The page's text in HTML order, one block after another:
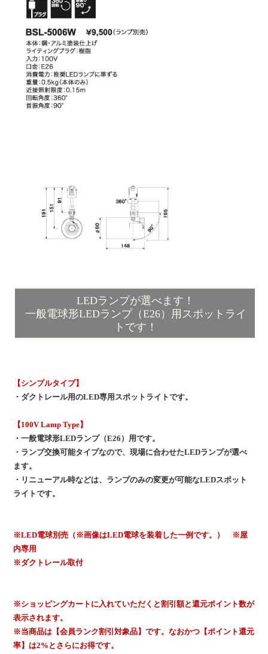
LEDランプが選べます！
一般電球形LEDランプ（E26）用スポットライ
トです！
【シンプルタイプ】
・ダクトレール用のLED専用スポットライトです。
【100V Lamp Type】
・一般電球形LEDランプ（E26）用です。
・ランプ交換可能タイプなので、現場に合わせたLEDランプが選べ
ます。
・リニューアル時などは、ランプのみの変更が可能なLEDスポット
ライトです。
※LED電球別売（※画像はLED電球を装着した一例です。） ※屋
内専用
※ダクトレール取付
※ショッピングカートに入れていただくと割引額と還元ポイント数が
表示されます。
※当商品は【会員ランク割引対象品】です。なおかつ【ポイント還元
率】は2%とさらにお得です。